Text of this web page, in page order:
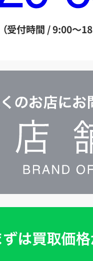
（受付時間 / 9:00～